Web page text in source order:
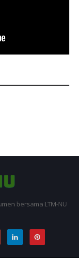
bersama LTM-NU